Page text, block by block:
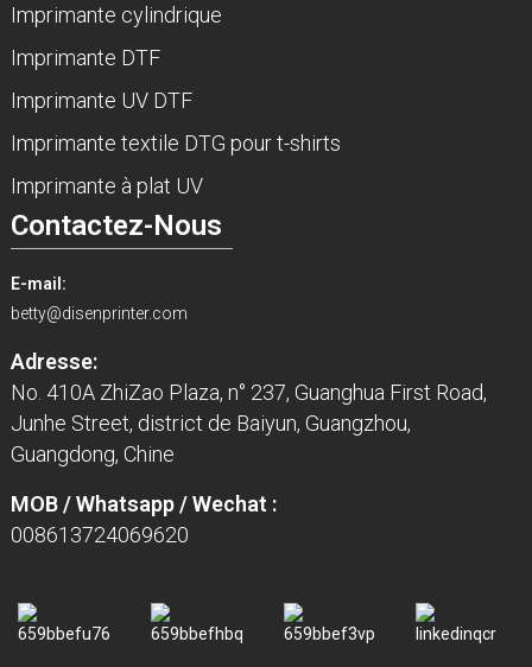
Imprimante cylindrique
Imprimante DTF
Imprimante UV DTF
Imprimante textile DTG pour t-shirts
Imprimante à plat UV
Contactez-Nous
E-mail:
betty@disenprinter.com
Adresse:
No. 410A ZhiZao Plaza, n° 237, Guanghua First Road,
Junhe Street, district de Baiyun, Guangzhou,
Guangdong, Chine
MOB / Whatsapp / Wechat :
008613724069620